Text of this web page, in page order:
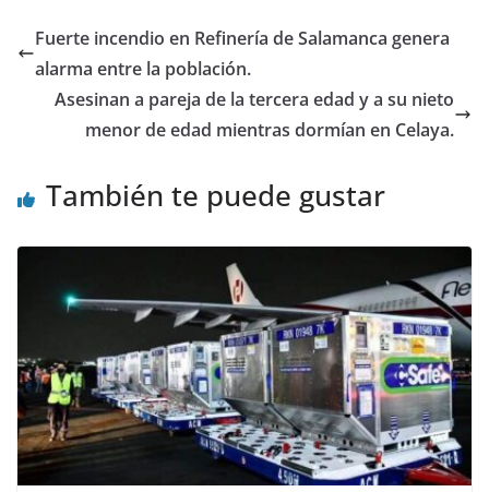
o
o
k
p
p
n
Fuerte incendio en Refinería de Salamanca genera
alarma entre la población.
Asesinan a pareja de la tercera edad y a su nieto
menor de edad mientras dormían en Celaya.
También te puede gustar